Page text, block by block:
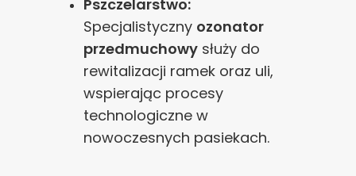
Pszczelarstwo:
Specjalistyczny ozonator
przedmuchowy służy do
rewitalizacji ramek oraz uli,
wspierając procesy
technologiczne w
nowoczesnych pasiekach.